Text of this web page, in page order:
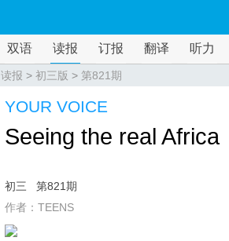
双语 读报 订报 翻译 听力
读报 > 初三版 > 第821期
YOUR VOICE
Seeing the real Africa
初三
第821期
作者：TEENS